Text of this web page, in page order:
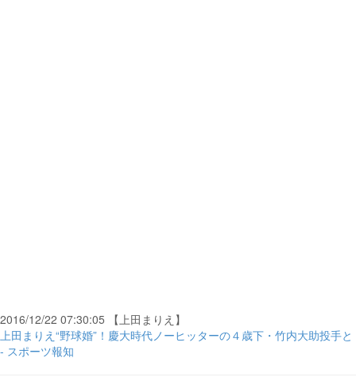
2016/12/22 07:30:05 【上田まりえ】
上田まりえ“野球婚”！慶大時代ノーヒッターの４歳下・竹内大助投手と
- スポーツ報知